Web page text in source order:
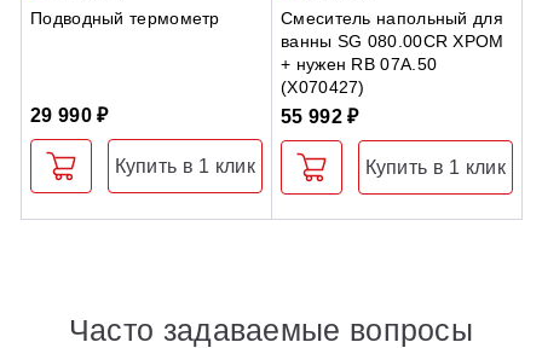
Подводный термометр
29 990 ₽
Купить в 1 клик
Смеситель напольный для
ванны SG 080.00CR ХРОМ
+ нужен RB 07A.50
(X070427)
55 992 ₽
Купить в 1 клик
Часто задаваемые вопросы